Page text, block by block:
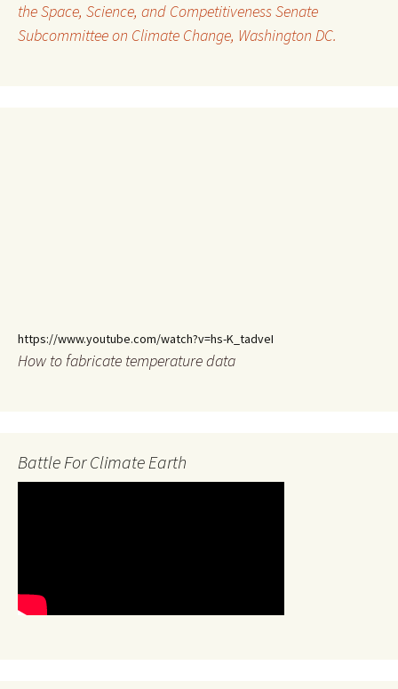
the Space, Science, and Competitiveness Senate
Subcommittee on Climate Change, Washington DC.
https://www.youtube.com/watch?v=hs-K_tadveI
How to fabricate temperature data
Battle For Climate Earth